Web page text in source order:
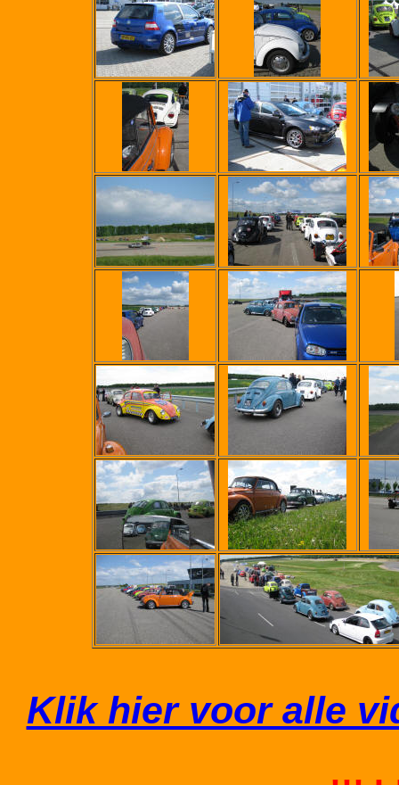
Klik hier voor alle